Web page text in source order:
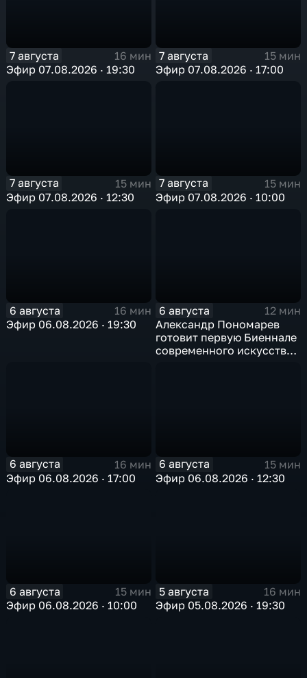
7 августа
16 мин
Эфир 07.08.2026 · 19:30
7 августа
15 мин
Эфир 07.08.2026 · 17:00
7 августа
15 мин
Эфир 07.08.2026 · 12:30
7 августа
15 мин
Эфир 07.08.2026 · 10:00
6 августа
16 мин
Эфир 06.08.2026 · 19:30
6 августа
12 мин
Александр Пономарев
готовит первую Биеннале
современного искусства
6 августа
16 мин
Эфир 06.08.2026 · 17:00
6 августа
15 мин
Эфир 06.08.2026 · 12:30
6 августа
15 мин
Эфир 06.08.2026 · 10:00
5 августа
16 мин
Эфир 05.08.2026 · 19:30